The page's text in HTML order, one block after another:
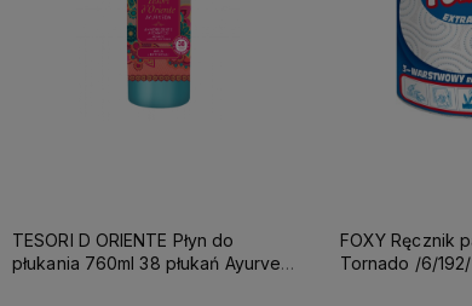
TESORI D ORIENTE Płyn do
płukania 760ml 38 płukań Ayurveda
FOXY Ręcznik papierowy A1 3w
Tornado /6/192/